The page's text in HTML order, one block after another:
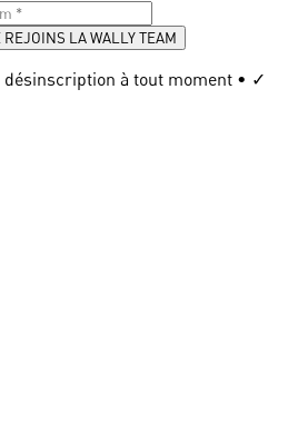
REJOINS LA WALLY TEAM
à tout moment • ✓